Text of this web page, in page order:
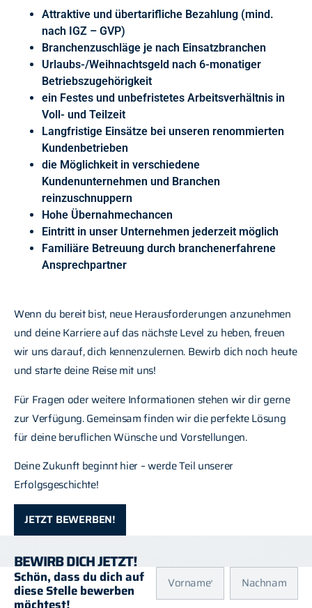
Attraktive und übertarifliche Bezahlung (mind.
nach IGZ – GVP)
Branchenzuschläge je nach Einsatzbranchen
Urlaubs-/Weihnachtsgeld nach 6-monatiger
Betriebszugehörigkeit
ein Festes und unbefristetes Arbeitsverhältnis in
Voll- und Teilzeit
Langfristige Einsätze bei unseren renommierten
Kundenbetrieben
die Möglichkeit in verschiedene
Kundenunternehmen und Branchen
reinzuschnuppern
Hohe Übernahmechancen
Eintritt in unser Unternehmen jederzeit möglich
Familiäre Betreuung durch branchenerfahrene
Ansprechpartner
Wenn du bereit bist, neue Herausforderungen anzunehmen
und deine Karriere auf das nächste Level zu heben, freuen
wir uns darauf, dich kennenzulernen. Bewirb dich noch heute
und starte deine Reise mit uns!
Für Fragen oder weitere Informationen stehen wir dir gerne
zur Verfügung. Gemeinsam finden wir die perfekte Lösung
für deine beruflichen Wünsche und Vorstellungen.
Deine Zukunft beginnt hier – werde Teil unserer
Erfolgsgeschichte!
JETZT BEWERBEN!
BEWIRB DICH JETZT!
Schön, dass du dich auf
diese Stelle bewerben